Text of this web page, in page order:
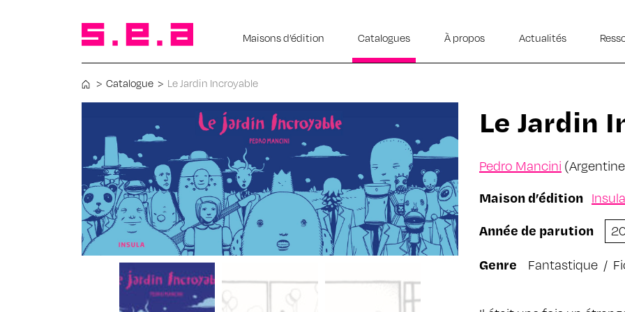
Maisons d’édition Catalogues À propos Actualités
> Catalogue > Le Jardin Incroyable
Le Jardin
Pedro Mancini
Maison d’édition Insula
Année de parution
Genre
Fantastique /